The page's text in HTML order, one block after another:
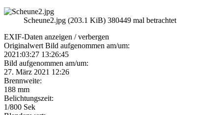
Scheune2.jpg (203.1 KiB) 380449 mal betrachtet
EXIF-Daten anzeigen / verbergen
Originalwert Bild aufgenommen am/um:
2021:03:27 13:26:45
Bild aufgenommen am/um:
27. März 2021 12:26
Brennweite:
188 mm
Belichtungszeit:
1/800 Sek